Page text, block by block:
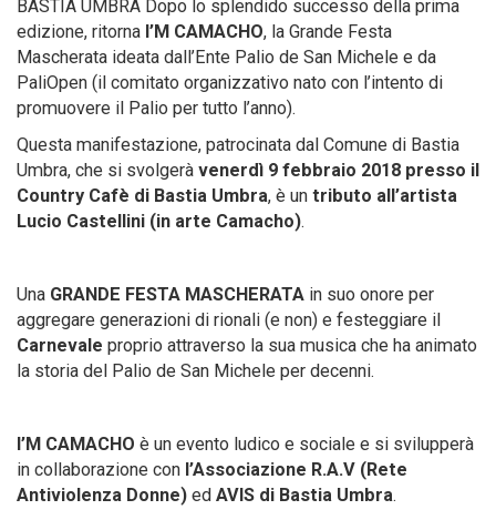
BASTIA UMBRA Dopo lo splendido successo della prima
edizione, ritorna I’M CAMACHO, la Grande Festa
Mascherata ideata dall’Ente Palio de San Michele e da
PaliOpen (il comitato organizzativo nato con l’intento di
promuovere il Palio per tutto l’anno).
Questa manifestazione, patrocinata dal Comune di Bastia
Umbra, che si svolgerà venerdì 9 febbraio 2018 presso il
Country Cafè di Bastia Umbra, è un tributo all’artista
Lucio Castellini (in arte Camacho).
Una GRANDE FESTA MASCHERATA in suo onore per
aggregare generazioni di rionali (e non) e festeggiare il
Carnevale proprio attraverso la sua musica che ha animato
la storia del Palio de San Michele per decenni.
I’M CAMACHO è un evento ludico e sociale e si svilupperà
in collaborazione con l’Associazione R.A.V (Rete
Antiviolenza Donne) ed AVIS di Bastia Umbra.